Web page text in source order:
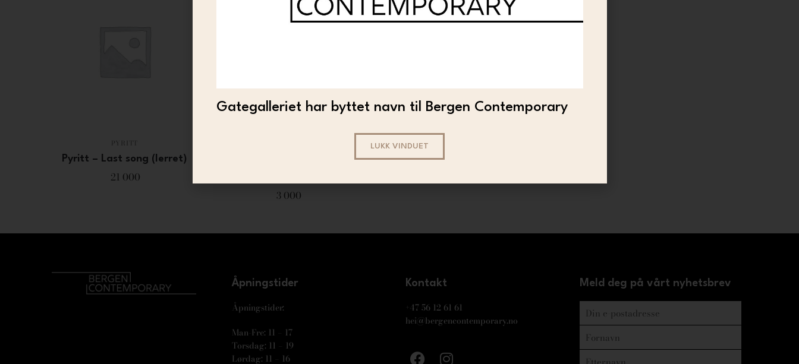
PYRITT
Pyritt – Last song (lerret)
21 000
3 000
Pyritt – Contagious
Åpningstider
Åpningstider:
Man-Fre: 11 – 17
Torsdag: 11 – 19
Lørdag: 11 – 16
Kontakt
+47 56 12 61 61
hei@bergencontemporary.no
Meld deg på vårt nyhetsbrev
Gategalleriet har byttet navn til Bergen Contemporary
LUKK VINDUET